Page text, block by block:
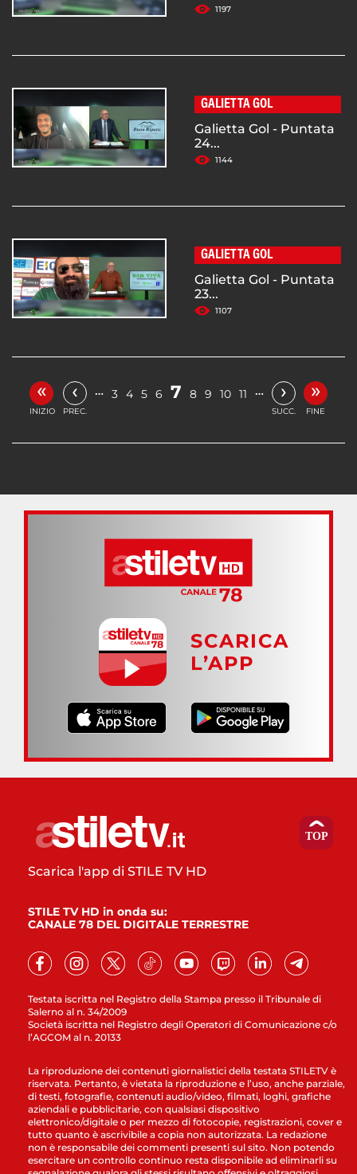
1197
GALIETTA GOL
Galietta Gol - Puntata
24...
1144
GALIETTA GOL
Galietta Gol - Puntata
23...
1107
«
INIZIO
‹
PREC.
… 3 4 5 6 7 8 9 10 11 … ›
SUCC.
»
FINE
SCARICA
L’APP
Testata iscritta nel Registro della Stampa presso il Tribunale di
Salerno al n. 34/2009
Società iscritta nel Registro degli Operatori di Comunicazione c/o
l’AGCOM al n. 20133
Scarica l'app di STILE TV HD
STILE TV HD in onda su:
CANALE 78 DEL DIGITALE TERRESTRE
La riproduzione dei contenuti giornalistici della testata STILETV è
riservata. Pertanto, è vietata la riproduzione e l’uso, anche parziale,
di testi, fotografie, contenuti audio/video, filmati, loghi, grafiche
aziendali e pubblicitarie, con qualsiasi dispositivo
elettronico/digitale o per mezzo di fotocopie, registrazioni, cover e
tutto quanto è ascrivibile a copia non autorizzata. La redazione
non è responsabile dei commenti presenti sul sito. Non potendo
esercitare un controllo continuo resta disponibile ad eliminarli su